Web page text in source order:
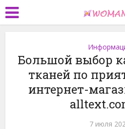
Большой выбор
тканей по
интернет-
7 июля